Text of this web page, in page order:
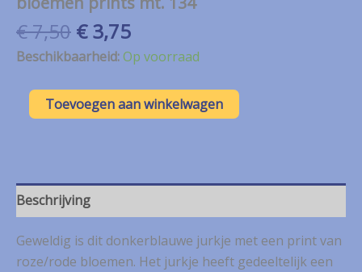
€7,50 Oorspronkelijke
prijs
€ 7,50.
€3,75Huidige
prijs
is:
€ 3,75.
Beschikbaarheid:Op voorraad
134.Name
prints
mt.
aantal
Toevoegen aan winkelwagen
Beschrijving
Geweldig is dit donkerblauwe jurkje met een print van
roze/rode bloemen. Het jurkje heeft gedeeltelijk een